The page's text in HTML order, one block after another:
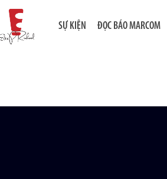
SỰ KIỆN ĐỌC BÁO MARCOM